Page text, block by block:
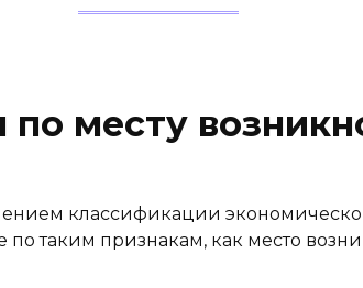
месту
классификации
таким признакам, как место